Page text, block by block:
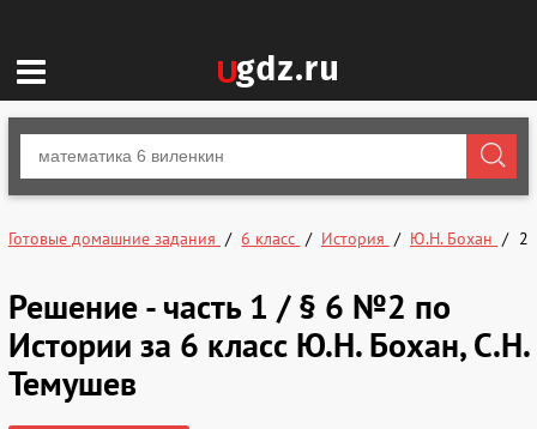
Готовые домашние задания 6 класс История Ю.Н. Бохан 2
Решение - часть 1 / § 6 №2 по
Истории за 6 класс Ю.Н. Бохан, С.Н.
Темушев